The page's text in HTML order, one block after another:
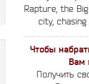
Rapture, the
city,
Чтобы
Вам
Получить